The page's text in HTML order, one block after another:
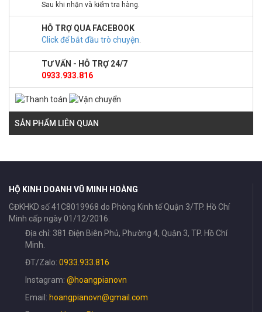
Sau khi nhận và kiểm tra hàng.
HỖ TRỢ QUA FACEBOOK
Click để bắt đầu trò chuyện.
TƯ VẤN - HỖ TRỢ 24/7
0933.933.816
SẢN PHẨM LIÊN QUAN
HỘ KINH DOANH VŨ MINH HOÀNG
GĐKHKD số 41C8019968 do Phòng Kinh tế Quận 3/TP. Hồ Chí
Minh cấp ngày 01/12/2016.
Địa chỉ: 381 Điện Biên Phủ, Phường 4, Quận 3, TP. Hồ Chí
Minh.
ĐT/Zalo: 0933.933.816
Instagram: @hoangpianovn
Email: hoangpianovn@gmail.com